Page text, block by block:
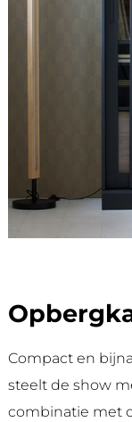
Compact en
steelt de show
combinatie met